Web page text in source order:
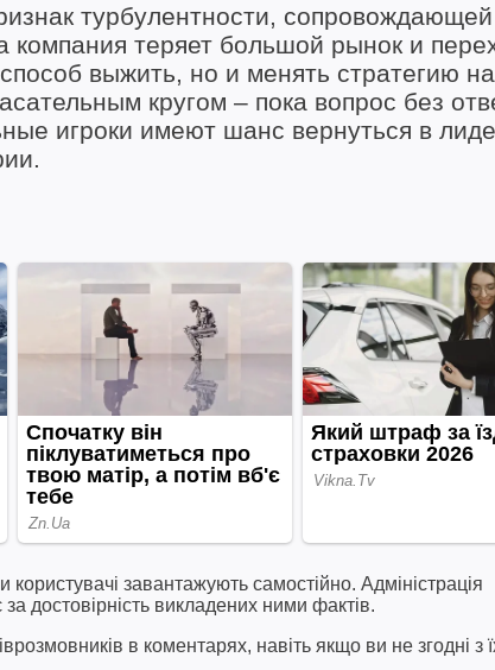
турбулентности, сопровождающей
компания теряет большой рынок и
выжить, но и менять стратегию
кругом – пока вопрос без
игроки имеют шанс вернуться в
завантажують самостійно. Адміністрація
достовірність викладених ними фактів.
в коментарях, навіть якщо ви не згодні з